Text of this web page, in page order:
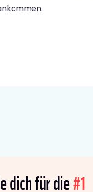
dich für die#1